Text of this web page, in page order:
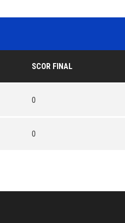
SCOR FINAL
0
0